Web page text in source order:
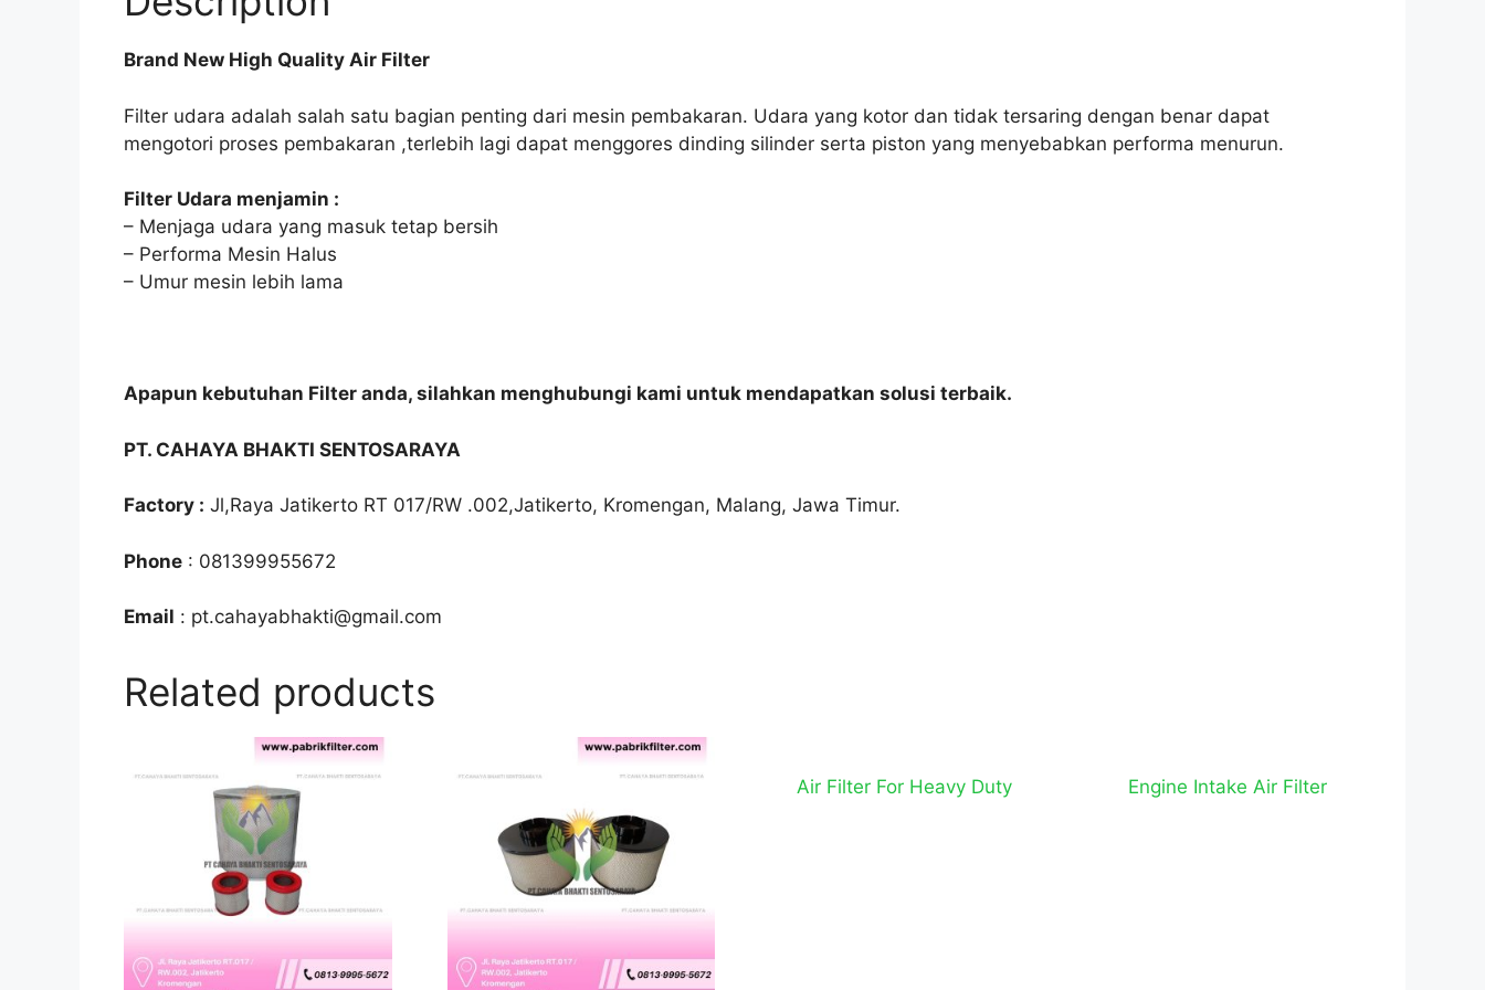
Brand New High Quality Air Filter
Filter udara adalah salah satu bagian penting dari mesin pembakaran. Udara yang kotor dan tidak tersaring dengan benar dapat
mengotori proses pembakaran ,terlebih lagi dapat menggores dinding silinder serta piston yang menyebabkan performa menurun.
Filter Udara menjamin :
– Menjaga udara yang masuk tetap bersih
– Performa Mesin Halus
– Umur mesin lebih lama
Apapun kebutuhan Filter anda, silahkan menghubungi kami untuk mendapatkan solusi terbaik.
PT. CAHAYA BHAKTI SENTOSARAYA
Factory : Jl,Raya Jatikerto RT 017/RW .002,Jatikerto, Kromengan, Malang, Jawa Timur.
Phone : 081399955672
Email : pt.cahayabhakti@gmail.com
Related products
Air Filter For Heavy Duty Engine Intake Air Filter